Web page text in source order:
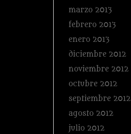
marzo 2013
febrero 2013
enero 2013
diciembre 2012
noviembre 2012
octubre 2012
septiembre 2012
agosto 2012
julio 2012